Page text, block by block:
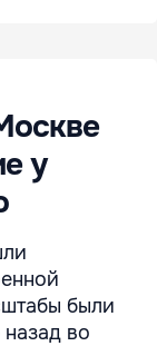
у
были
во